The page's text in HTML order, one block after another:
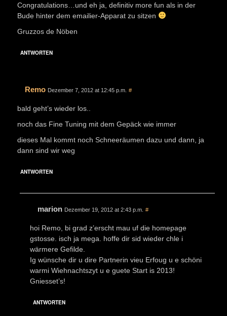
Congratulations…und eh ja, definitiv more fun als in der
Bude hinter dem emailier-Apparat zu sitzen
Gruzzos de Nöben
ANTWORTEN
Remo Dezember 7, 2012 at 12:45 p.m. #
bald geht’s wieder los..
noch das Fine Tuning mit dem Gepäck wie immer
dieses Mal kommt noch Schneeräumen dazu und dann, ja
dann sind wir weg
ANTWORTEN
marion Dezember 19, 2012 at 2:43 p.m. #
hoi Remo, bi grad z’erscht mau uf die homepage
gstosse. isch ja mega. hoffe dir sid wieder chle i
wärmere Gefilde.
Ig wünsche dir u dire Partnerin vieu Erfoug u e schöni
warmi Wiehnachtszyt u e guete Start is 2013!
Gniesset’s!
ANTWORTEN